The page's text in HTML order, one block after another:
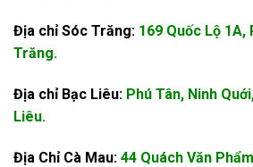
Địa chỉ Sóc Trăng: 169 Quốc Lộ 1A,
Trăng.
Địa chỉ Bạc Liêu: Phú Tân, Ninh
Liêu.
Địa Chỉ Cà Mau: 44 Quách Văn